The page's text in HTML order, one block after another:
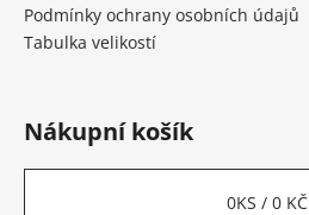
Podmínky ochrany osobních údajů
Tabulka velikostí
Nákupní košík
0KS / 0 KČ